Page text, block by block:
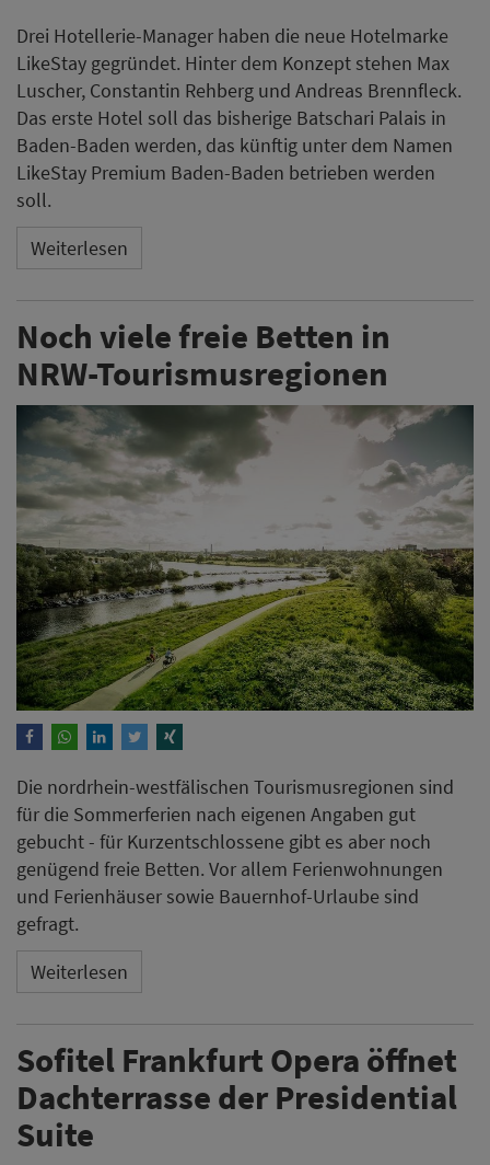
Drei Hotellerie-Manager​​​​​​​ haben die neue Hotelmarke
LikeStay gegründet. Hinter dem Konzept stehen Max
Luscher, Constantin Rehberg und Andreas Brennfleck.
Das erste Hotel soll das bisherige Batschari Palais in
Baden-Baden werden, das künftig unter dem Namen
LikeStay Premium Baden-Baden betrieben werden
soll.
Weiterlesen
Noch viele freie Betten in
NRW-Tourismusregionen
Die nordrhein-westfälischen Tourismusregionen sind
für die Sommerferien nach eigenen Angaben gut
gebucht - für Kurzentschlossene gibt es aber noch
genügend freie Betten. Vor allem Ferienwohnungen
und Ferienhäuser sowie Bauernhof-Urlaube sind
gefragt.
Weiterlesen
Sofitel Frankfurt Opera öffnet
Dachterrasse der Presidential
Suite